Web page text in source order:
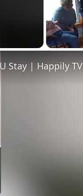
Stay | Happily TV